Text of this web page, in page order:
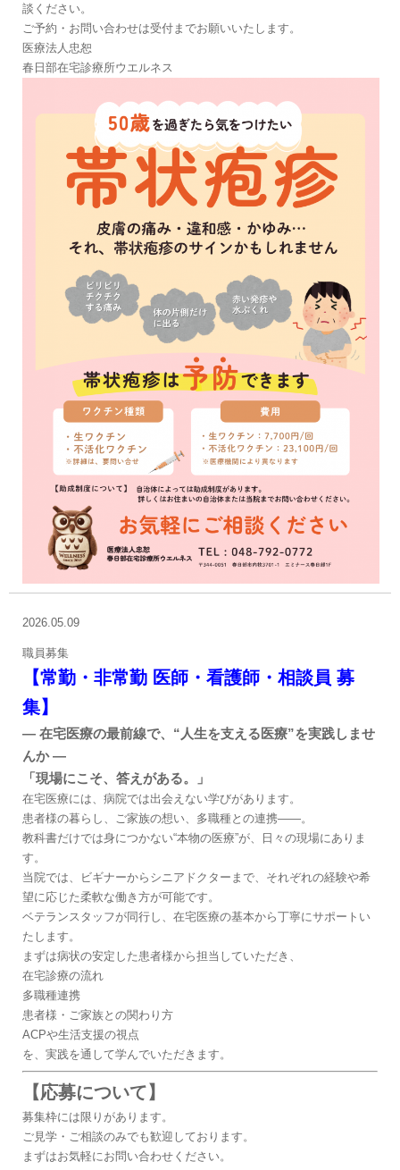
談ください。
ご予約・お問い合わせは受付までお願いいたします。
医療法人忠恕
春日部在宅診療所ウエルネス
2026.05.09
職員募集
【常勤・非常勤 医師・看護師・相談員 募
集】
― 在宅医療の最前線で、“人生を支える医療”を実践しませ
んか ―
「現場にこそ、答えがある。」
在宅医療には、病院では出会えない学びがあります。
患者様の暮らし、ご家族の想い、多職種との連携――。
教科書だけでは身につかない“本物の医療”が、日々の現場にありま
す。
当院では、ビギナーからシニアドクターまで、それぞれの経験や希
望に応じた柔軟な働き方が可能です。
ベテランスタッフが同行し、在宅医療の基本から丁寧にサポートい
たします。
まずは病状の安定した患者様から担当していただき、
在宅診療の流れ
多職種連携
患者様・ご家族との関わり方
ACPや生活支援の視点
を、実践を通して学んでいただきます。
【応募について】
募集枠には限りがあります。
ご見学・ご相談のみでも歓迎しております。
まずはお気軽にお問い合わせください。